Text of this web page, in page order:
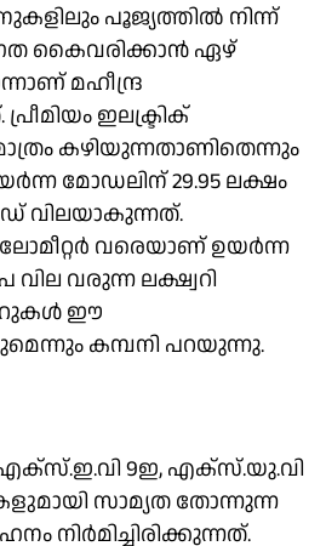
പൂജ്യത്തില്‍ നിന്ന്
കൈവരിക്കാന്‍ ഏഴ്
മഹീന്ദ്ര
ഇലക്ട്രിക്
കഴിയുന്നതാണിതെന്നും
മോഡലിന് 29.95 ലക്ഷം
വരെയാണ് ഉയര്‍ന്ന
വില വരുന്ന ലക്ഷ്വറി
ഈ
കമ്പനി പറയുന്നു.
എക്‌സ്.ഇ.വി 9ഇ, എക്‌സ്.യു.വി
സാമ്യത തോന്നുന്ന
നിര്‍മിച്ചിരിക്കുന്നത്.